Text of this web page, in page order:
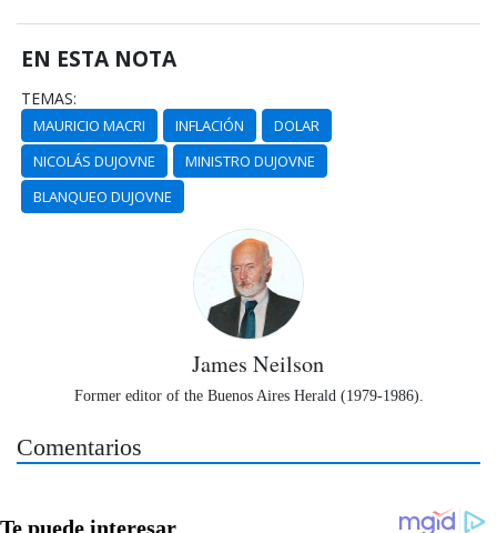
EN ESTA NOTA
TEMAS:
MAURICIO MACRI INFLACIÓN
DOLAR
NICOLÁS DUJOVNE
MINISTRO DUJOVNE
BLANQUEO DUJOVNE
James Neilson
Former editor of the Buenos Aires Herald (1979-1986).
Comentarios